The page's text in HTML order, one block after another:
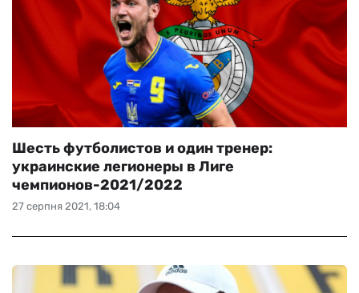
27 серпня 2021, 18:04
Шесть футболистов и один тренер:
украинские легионеры в Лиге
чемпионов-2021/2022